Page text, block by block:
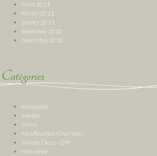
mars 2011
février 2011
janvier 2011
décembre 2010
novembre 2010
Catégories
Inclassable
Insolite
Livres
Mes Recettes Chez Vous
Minute Deco – DIY
Non classé